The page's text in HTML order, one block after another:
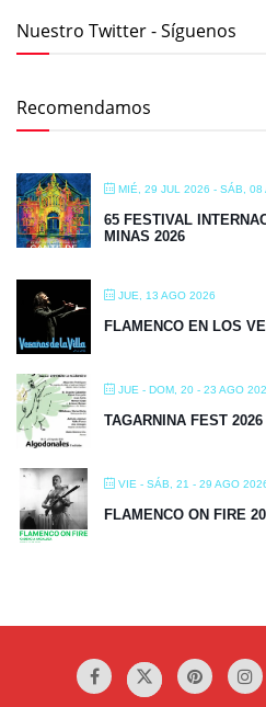
Nuestro Twitter - Síguenos
Recomendamos
MIÉ, 29 JUL 2026 - SÁB, 08
65 FESTIVAL
MINAS 2026
JUE, 13 AGO 2026
FLAMENCO EN LOS
JUE - DOM, 20 - 23 AGO
TAGARNINA FEST 2026
VIE - SÁB, 21 - 29 AGO
FLAMENCO ON FIRE